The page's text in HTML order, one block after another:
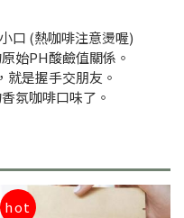
口 (熱咖啡注意燙喔)
始PH酸鹼值關係。
是握手交朋友。
氛咖啡口味了。
hot